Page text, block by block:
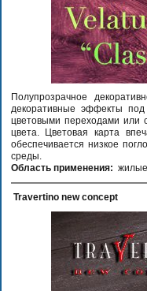
Полупрозрачное
декоративные эффекты
цветовыми переходами или
цвета. Цветовая карта
обеспечивается низкое
среды.
Область применения:
Travertino new concept